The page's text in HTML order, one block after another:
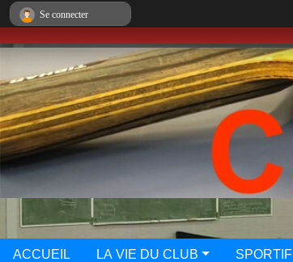
ACCUEIL LA VIE DU CLUB SPORTIF
Se connecter
Panneau de gestion des cookies